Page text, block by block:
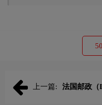
50
上一篇: 法国邮政（